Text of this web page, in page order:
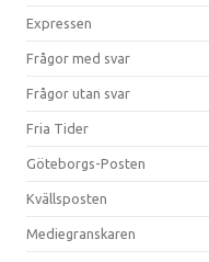
Expressen
Frågor med svar
Frågor utan svar
Fria Tider
Göteborgs-Posten
Kvällsposten
Mediegranskaren